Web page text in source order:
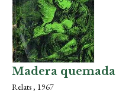
Madera quemada
Relats , 1967